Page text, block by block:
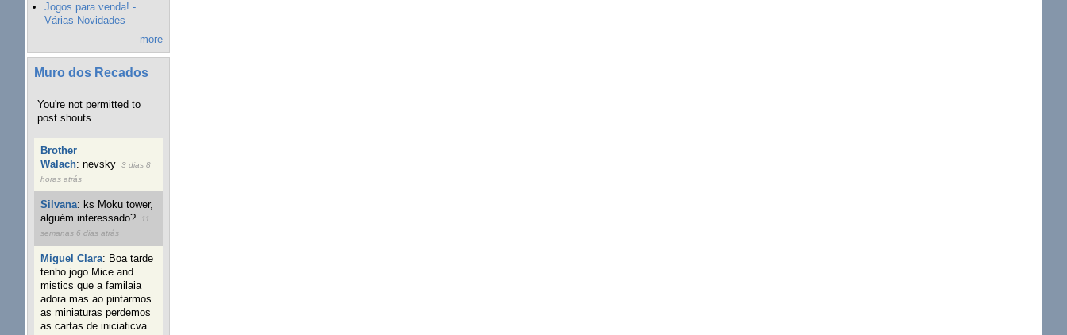
Jogos para venda! -
Várias Novidades
more
Muro dos Recados
You're not permitted to
post shouts.
Brother
Walach: nevsky
3 dias 8
horas atrás
Silvana: ks Moku tower,
alguém interessado?
11
semanas 6 dias atrás
Miguel Clara: Boa tarde
tenho jogo Mice and
mistics que a familaia
adora mas ao pintarmos
as miniaturas perdemos
as cartas de iniciaticva